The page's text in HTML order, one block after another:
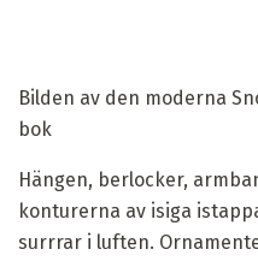
Bilden av den moderna
bok
Hängen, berlocker,
konturerna av isiga
surrrar i luften.